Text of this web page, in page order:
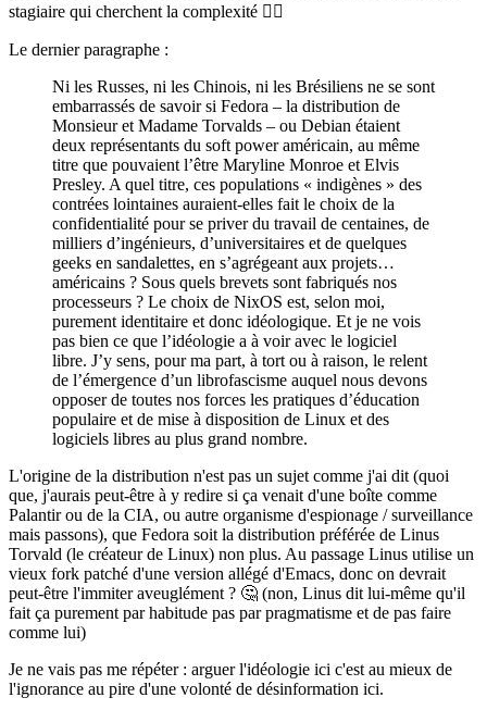
stagiaire qui cherchent la complexité 🤷‍♂️
Le dernier paragraphe :
Ni les Russes, ni les Chinois, ni les Brésiliens ne se sont
embarrassés de savoir si Fedora – la distribution de
Monsieur et Madame Torvalds – ou Debian étaient
deux représentants du soft power américain, au même
titre que pouvaient l’être Maryline Monroe et Elvis
Presley. A quel titre, ces populations « indigènes » des
contrées lointaines auraient-elles fait le choix de la
confidentialité pour se priver du travail de centaines, de
milliers d’ingénieurs, d’universitaires et de quelques
geeks en sandalettes, en s’agrégeant aux projets…
américains ? Sous quels brevets sont fabriqués nos
processeurs ? Le choix de NixOS est, selon moi,
purement identitaire et donc idéologique. Et je ne vois
pas bien ce que l’idéologie a à voir avec le logiciel
libre. J’y sens, pour ma part, à tort ou à raison, le relent
de l’émergence d’un librofascisme auquel nous devons
opposer de toutes nos forces les pratiques d’éducation
populaire et de mise à disposition de Linux et des
logiciels libres au plus grand nombre.
L'origine de la distribution n'est pas un sujet comme j'ai dit (quoi
que, j'aurais peut-être à y redire si ça venait d'une boîte comme
Palantir ou de la CIA, ou autre organisme d'espionage / surveillance
mais passons), que Fedora soit la distribution préférée de Linus
Torvald (le créateur de Linux) non plus. Au passage Linus utilise un
vieux fork patché d'une version allégé d'Emacs, donc on devrait
peut-être l'immiter aveuglément ? 🤔 (non, Linus dit lui-même qu'il
fait ça purement par habitude pas par pragmatisme et de pas faire
comme lui)
Je ne vais pas me répéter : arguer l'idéologie ici c'est au mieux de
l'ignorance au pire d'une volonté de désinformation ici.